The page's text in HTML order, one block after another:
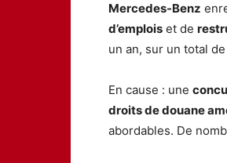
Mercedes-Benz
d’emplois et de
un an, sur un total
En cause : une
droits de douane
abordables. De